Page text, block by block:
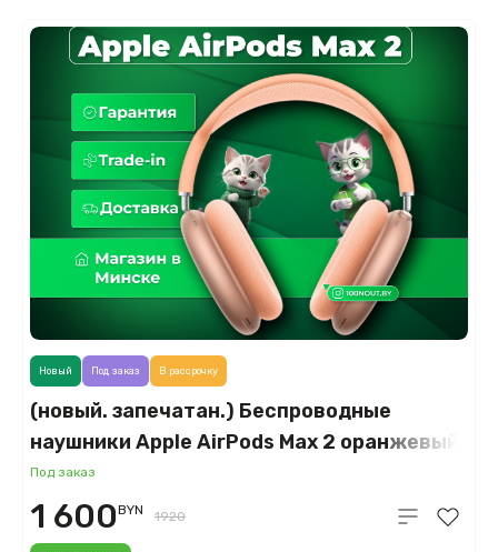
(новый. запечатан.) Беспроводные
наушники Apple AirPods Max 2 оранжевый
(2026)
Под заказ
Новый Под заказ В рассрочку
1 600BYN 1920